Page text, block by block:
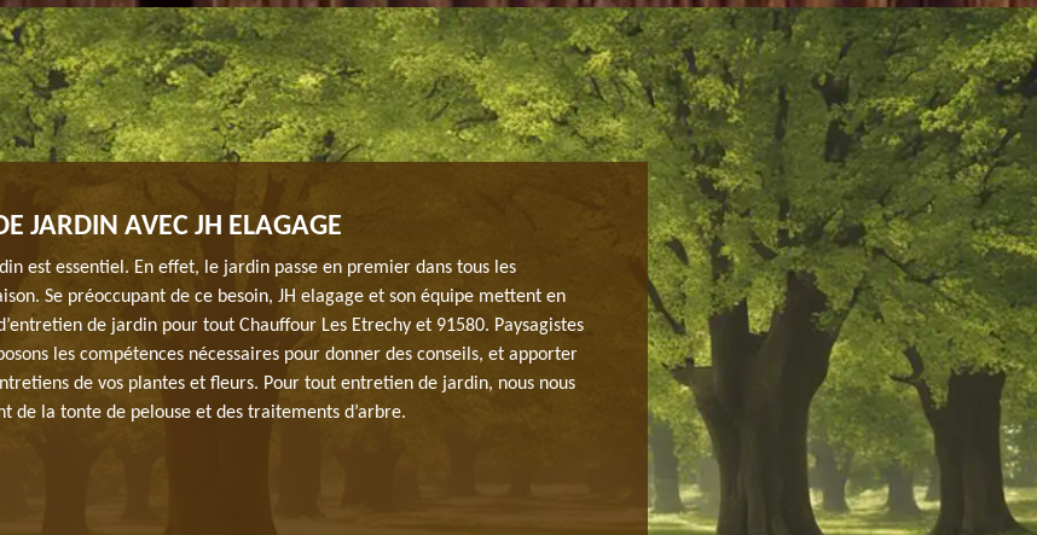
JARDIN AVEC JH ELAGAGE
est essentiel. En effet, le jardin passe en premier dans tous les
Se préoccupant de ce besoin, JH elagage et son équipe mettent en
de jardin pour tout Chauffour Les Etrechy et 91580. Paysagistes
les compétences nécessaires pour donner des conseils, et apporter
de vos plantes et fleurs. Pour tout entretien de jardin, nous nous
de la tonte de pelouse et des traitements d’arbre.
OBTENIR LE PRIX DE PLANTATION
PAS CHER À CHAUFFOUR LES
Vous demeurez à Chauffour Les Etrechy dans le
pour prendre en soin votre jardin ? Sachez que pour
des services moins cher avec qualité de gamme pour
Donc, si vous intéressé par son offre ; il vous suffit
un devis. Après cela, vous obtiendrez les
Pour tout demande et besoin en plantation et
elagage est prêt à vous aider quel que soit votre